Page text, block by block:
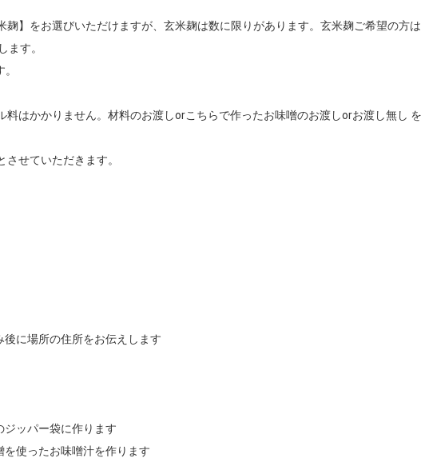
】をお選びいただけますが、玄米麹は数に限りがあります。玄米麹ご希望の方
ます。
はかかりません。材料のお渡しorこちらで作ったお味噌のお渡しorお渡し無し
せていただきます。
に場所の住所をお伝えします
ッパー袋に作ります
使ったお味噌汁を作ります